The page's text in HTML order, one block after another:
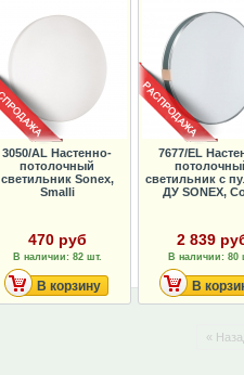
3050/AL Настенно-
потолочный
светильник Sonex,
Smalli
470 руб
В наличии: 82 шт.
В корзину
7677/EL
светильник с
ДУ SONEX,
2 839
В наличии: 80
В
«